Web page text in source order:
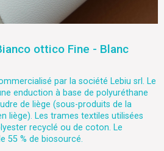
ottico Fine - Blanc
par la société Lebiu srl. Le
enduction à base de polyuréthane
de liège (sous-produits de la
liège). Les trames textiles utilisées
recyclé ou de coton. Le
55 % de biosourcé.